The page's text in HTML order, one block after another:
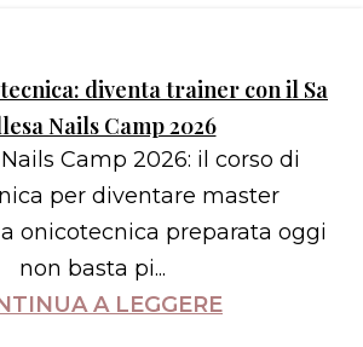
diventa trainer con il Sa
Nails Camp 2026
Camp 2026: il corso di
per diventare master
onicotecnica preparata oggi
non basta pi...
A LEGGERE